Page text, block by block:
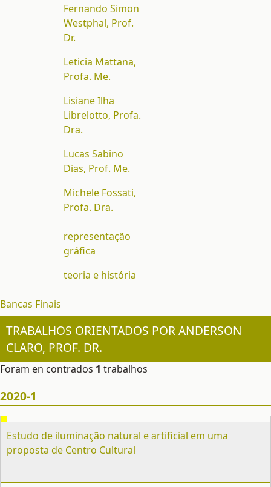
Fernando Simon
Westphal, Prof.
Dr.
Leticia Mattana,
Profa. Me.
Lisiane Ilha
Librelotto, Profa.
Dra.
Lucas Sabino
Dias, Prof. Me.
Michele Fossati,
Profa. Dra.
representação
gráfica
teoria e história
Bancas Finais
TRABALHOS ORIENTADOS POR ANDERSON
CLARO, PROF. DR.
Foram en contrados 1 trabalhos
2020-1
Estudo de iluminação natural e artificial em uma
proposta de Centro Cultural